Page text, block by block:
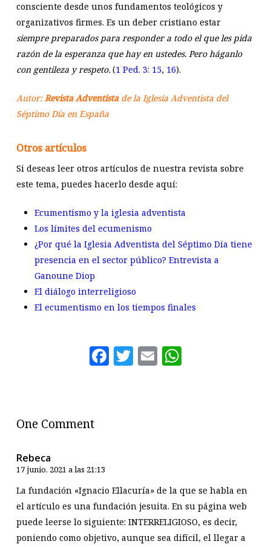
consciente desde unos fundamentos teológicos y
organizativos firmes. Es un deber cristiano estar
siempre preparados para responder a todo el que les pida
razón de la esperanza que hay en ustedes. Pero háganlo
con gentileza y respeto.(1 Ped. 3: 15, 16).
Autor:Revista Adventistade la Iglesia Adventista del
Séptimo Día en España
Otros artículos
Si deseas leer otros artículos de nuestra revista sobre
este tema, puedes hacerlo desde aquí:
Ecumentismo y la iglesia adventista
Los límites del ecumenismo
¿Por qué la Iglesia Adventista del Séptimo Día tiene
presencia en el sector público? Entrevista a
Ganoune Diop
El diálogo interreligioso
El ecumentismo en los tiempos finales
Facebook
Twitter
Email
One Comment
Rebeca
17 junio, 2021 a las 21:13
La fundación «Ignacio Ellacuría» de la que se habla en
el artículo es una fundación jesuita. En su página web
puede leerse lo siguiente: INTERRELIGIOSO, es decir,
poniendo como objetivo, aunque sea difícil, el llegar a